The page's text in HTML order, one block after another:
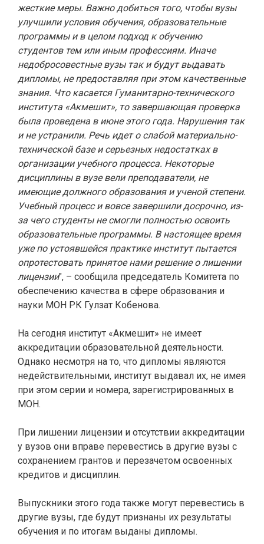
жесткие меры. Важно добиться того, чтобы вузы
улучшили условия обучения, образовательные
программы и в целом подход к обучению
студентов тем или иным профессиям. Иначе
недобросовестные вузы так и будут выдавать
дипломы, не предоставляя при этом качественные
знания. Что касается Гуманитарно-технического
института «Акмешит», то завершающая проверка
была проведена в июне этого года. Нарушения так
и не устранили. Речь идет о слабой материально-
технической базе и серьезных недостатках в
организации учебного процесса. Некоторые
дисциплины в вузе вели преподаватели, не
имеющие должного образования и ученой степени.
Учебный процесс и вовсе завершили досрочно, из-
за чего студенты не смогли полностью освоить
образовательные программы. В настоящее время
уже по устоявшейся практике институт пытается
опротестовать принятое нами решение о лишении
лицензии", – сообщила председатель Комитета по
обеспечению качества в сфере образования и
науки МОН РК Гулзат Кобенова.
На сегодня институт «Акмешит» не имеет
аккредитации образовательной деятельности.
Однако несмотря на то, что дипломы являются
недействительными, институт выдавал их, не имея
при этом серии и номера, зарегистрированных в
МОН.
При лишении лицензии и отсутствии аккредитации
у вузов они вправе перевестись в другие вузы с
сохранением грантов и перезачетом освоенных
кредитов и дисциплин.
Выпускники этого года также могут перевестись в
другие вузы, где будут признаны их результаты
обучения и по итогам выданы дипломы.